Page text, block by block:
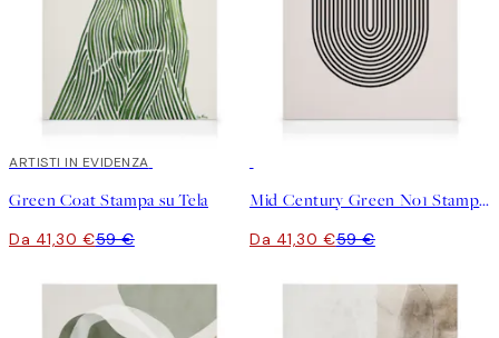
30%*
ARTISTI IN EVIDENZA
Green Coat Stampa su Tela
Da 41,30 €59 €
Mid Century Green No1 Stampa su Tela
Da 41,30 €59 €